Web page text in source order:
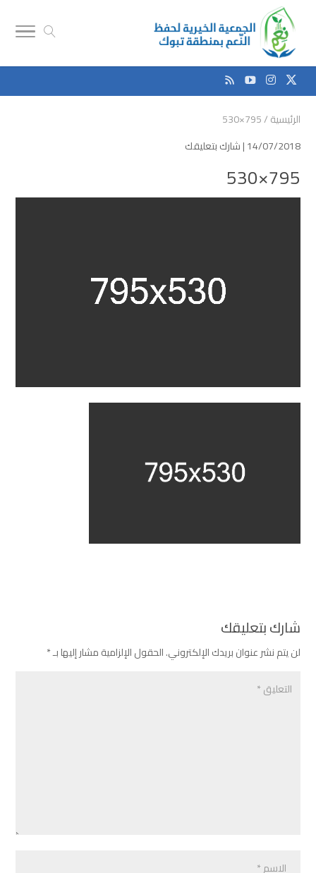
الرئيسية/
795×530
14/07/2018 | شارك بتعليقك
795×530
شارك بتعليقك
لن يتم نشر عنوان بريدك الإلكتروني.الحقول الإلزامية مشار إليها بـ*